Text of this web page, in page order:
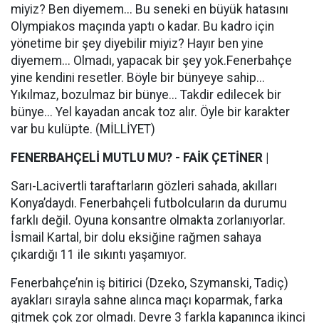
miyiz? Ben diyemem... Bu seneki en büyük hatasını
Olympiakos maçında yaptı o kadar. Bu kadro için
yönetime bir şey diyebilir miyiz? Hayır ben yine
diyemem... Olmadı, yapacak bir şey yok.Fenerbahçe
yine kendini resetler. Böyle bir bünyeye sahip...
Yıkılmaz, bozulmaz bir bünye... Takdir edilecek bir
bünye... Yel kayadan ancak toz alır. Öyle bir karakter
var bu kulüpte. (MİLLİYET)
FENERBAHÇELİ MUTLU MU? - FAİK ÇETİNER |
Sarı-Lacivertli taraftarların gözleri sahada, akılları
Konya’daydı. Fenerbahçeli futbolcuların da durumu
farklı değil. Oyuna konsantre olmakta zorlanıyorlar.
İsmail Kartal, bir dolu eksiğine rağmen sahaya
çıkardığı 11 ile sıkıntı yaşamıyor.
Fenerbahçe’nin iş bitirici (Dzeko, Szymanski, Tadiç)
ayakları sırayla sahne alınca maçı koparmak, farka
gitmek çok zor olmadı. Devre 3 farkla kapanınca ikinci